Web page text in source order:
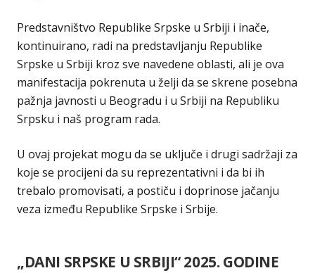
Predstavništvo Republike Srpske u Srbiji i inače,
kontinuirano, radi na predstavljanju Republike
Srpske u Srbiji kroz sve navedene oblasti, ali je ova
manifestacija pokrenuta u želji da se skrene posebna
pažnja javnosti u Beogradu i u Srbiji na Republiku
Srpsku i naš program rada.
U ovaj projekat mogu da se uključe i drugi sadržaji za
koje se procijeni da su reprezentativni i da bi ih
trebalo promovisati, a postiču i doprinose jačanju
veza između Republike Srpske i Srbije.
„DANI SRPSKE U SRBIJI“ 2025. GODINE